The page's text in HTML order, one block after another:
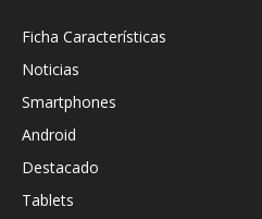
Ficha Características
Noticias
Smartphones
Android
Destacado
Tablets